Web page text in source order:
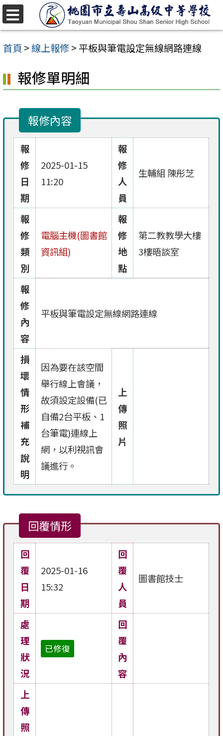
跳
至
主
內
容
首頁 >線上報修> 平板與筆電設定無線網路連線
報修單明細
報修內容
報
修
日
期
2025-01-15
11:20
報
修
人
員
生輔組 陳彤芝
報
修
類
別
電腦主機(圖書館
資訊組)
報
修
地
點
第二教教學大樓
3樓晤談室
報
修
內
容
平板與筆電設定無線網路連線
損
壞
情
形
補
充
說
明
因為要在該空間
舉行線上會議，
故須設定設備(已
自備2台平板、1
台筆電)連線上
網，以利視訊會
議進行。
上
傳
照
片
回覆情形
回
覆
日
期
2025-01-16
15:32
回
覆
人
員
圖書館技士
處
理
狀
況
已修復
回
覆
內
容
上
傳
照
選
單